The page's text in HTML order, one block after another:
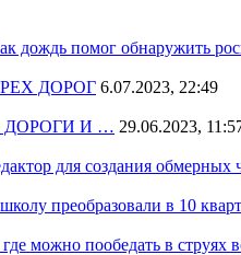
дождь помог обнаружить
ДОРОГ 6.07.2023, 22:49
ДОРОГИ И … 29.06.2023,
для создания обмерных
преобразовали в 10
можно пообедать в струях